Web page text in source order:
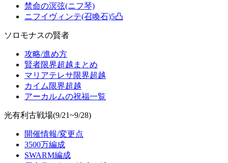
禁命の溟弦(ニフ琴)
ニフイヴィンテ(召喚石)5凸
ソロモナスの賢者
攻略/進め方
賢者限界超越まとめ
マリアテレサ限界超越
カイム限界超越
アーカルムの祝福一覧
光有利古戦場(9/21~9/28)
開催情報/変更点
3500万編成
SWARM編成